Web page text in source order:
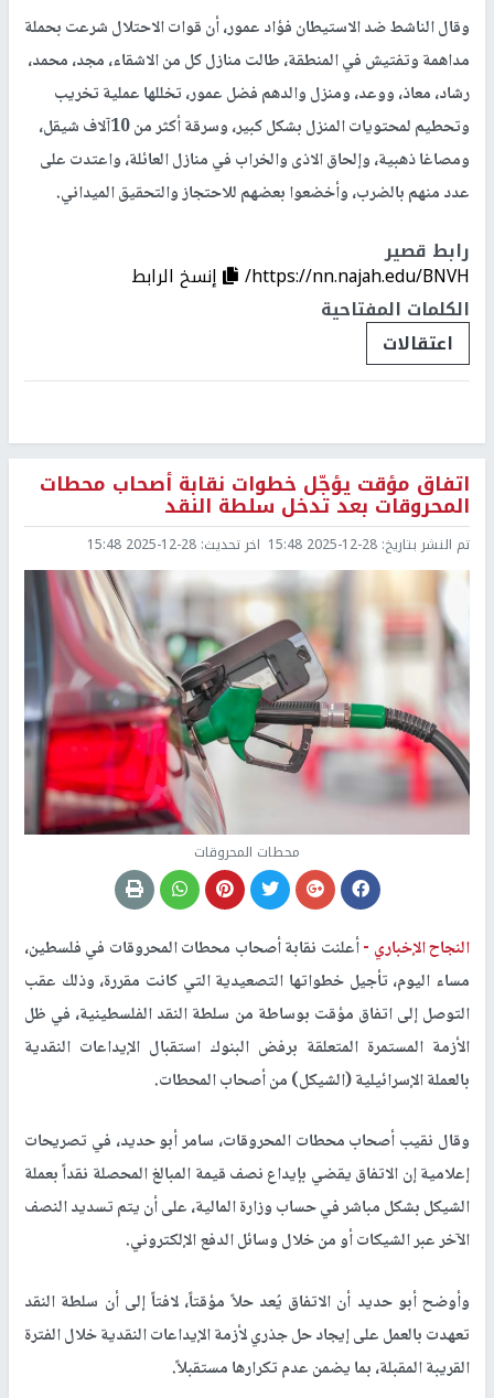
وقال الناشط ضد الاستيطان فؤاد عمور، أن قوات الاحتلال شرعت بحملة
مداهمة وتفتيش في المنطقة، طالت منازل كل من الاشقاء، مجد، محمد،
رشاد، معاذ، ووعد، ومنزل والدهم فضل عمور، تخللها عملية تخريب
وتحطيم لمحتويات المنزل بشكل كبير، وسرقة أكثر من 10آلاف شيقل،
ومصاغا ذهبية، وإلحاق الاذى والخراب في منازل العائلة، واعتدت على
عدد منهم بالضرب، وأخضعوا بعضهم للاحتجاز والتحقيق الميداني.
رابط قصير
https://nn.najah.edu/BNVH/
إنسخ الرابط
الكلمات المفتاحية
اعتقالات
اتفاق مؤقت يؤجّل خطوات نقابة أصحاب محطات
المحروقات بعد تدخل سلطة النقد
تم النشر بتاريخ: 2025-12-28 15:48 اخر تحديث: 2025-12-28 15:48
محطات المحروقات
النجاح الإخباري -أعلنت نقابة أصحاب محطات المحروقات في فلسطين،
مساء اليوم، تأجيل خطواتها التصعيدية التي كانت مقررة، وذلك عقب
التوصل إلى اتفاق مؤقت بوساطة من سلطة النقد الفلسطينية، في ظل
الأزمة المستمرة المتعلقة برفض البنوك استقبال الإيداعات النقدية
بالعملة الإسرائيلية (الشيكل) من أصحاب المحطات.
وقال نقيب أصحاب محطات المحروقات، سامر أبو حديد، في تصريحات
إعلامية إن الاتفاق يقضي بإيداع نصف قيمة المبالغ المحصلة نقداً بعملة
الشيكل بشكل مباشر في حساب وزارة المالية، على أن يتم تسديد النصف
الآخر عبر الشيكات أو من خلال وسائل الدفع الإلكتروني.
وأوضح أبو حديد أن الاتفاق يُعد حلاً مؤقتاً، لافتاً إلى أن سلطة النقد
تعهدت بالعمل على إيجاد حل جذري لأزمة الإيداعات النقدية خلال الفترة
القريبة المقبلة، بما يضمن عدم تكرارها مستقبلاً.